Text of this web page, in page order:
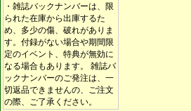
・雑誌バックナンバーは、限
られた在庫から出庫するた
め、多少の傷、破れがありま
す。付録がない場合や期間限
定のイベント、特典が無効に
なる場合もあります。 雑誌バ
ックナンバーのご発注は、一
切返品できませんの、ご注文
の際、ご了承ください。